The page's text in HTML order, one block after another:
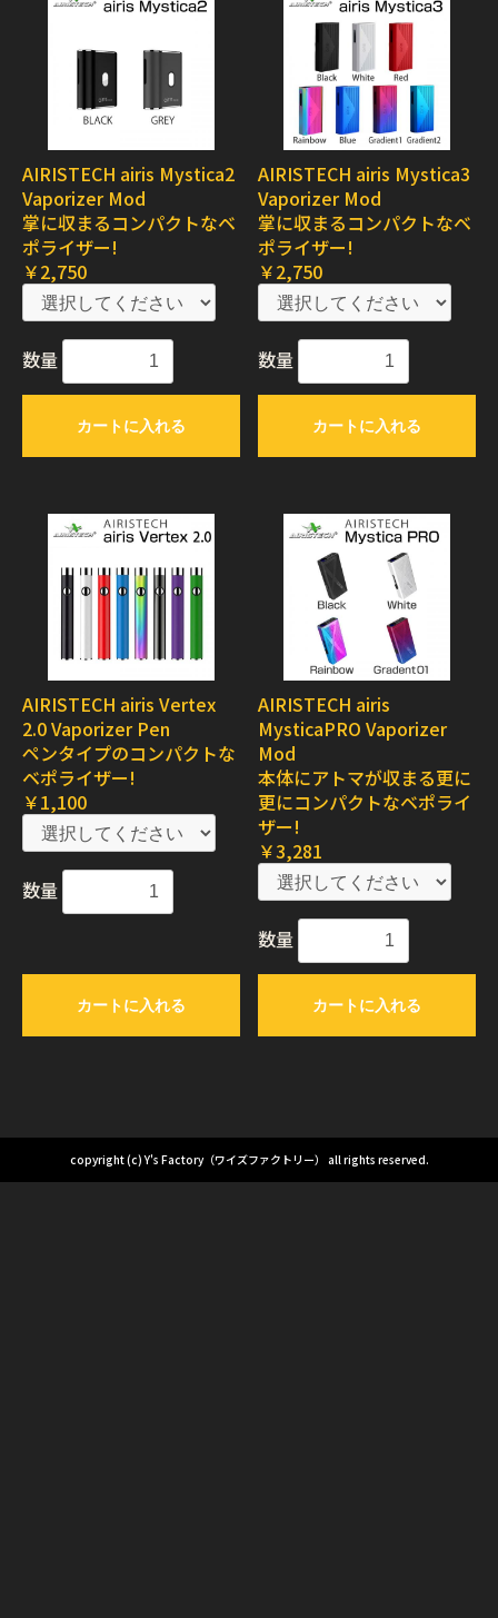
AIRISTECH airis Mystica2
Vaporizer Mod
掌に収まるコンパクトなベ
ポライザー!
￥2,750
数量
カートに入れる
AIRISTECH airis Mystica3
Vaporizer Mod
掌に収まるコンパクトなベ
ポライザー!
￥2,750
数量
カートに入れる
AIRISTECH airis Vertex
2.0 Vaporizer Pen
ペンタイプのコンパクトな
ベポライザー!
￥1,100
数量
カートに入れる
AIRISTECH airis
MysticaPRO Vaporizer
Mod
本体にアトマが収まる更に
更にコンパクトなベポライ
ザー!
￥3,281
数量
カートに入れる
copyright (c) Y's Factory（ワイズファクトリー） all rights reserved.